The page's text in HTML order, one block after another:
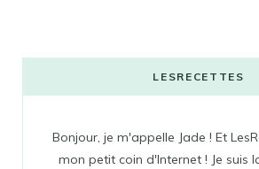
LESRECETTES
Bonjour, je m'appelle Jade ! Et
mon petit coin d'Internet ! Je suis